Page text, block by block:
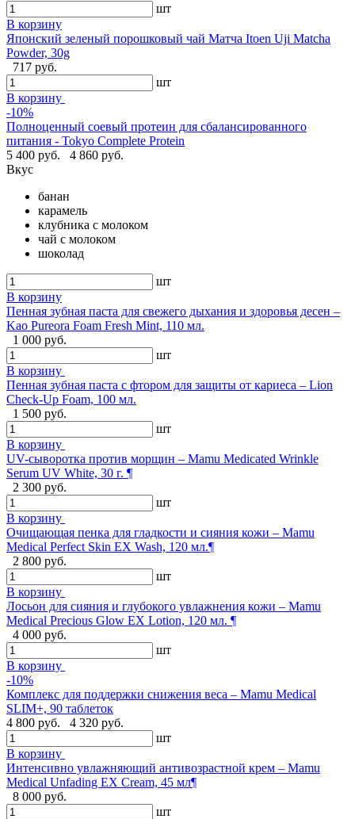
шт
В корзину
Японский зеленый порошковый чай Матча Itoen Uji Matcha
Powder, 30g
717 руб.
шт
В корзину
-10%
Полноценный соевый протеин для сбалансированного
питания - Tokyo Complete Protein
5 400 руб.
4 860 руб.
Вкус
банан
карамель
клубника с молоком
чай с молоком
шоколад
шт
В корзину
Пенная зубная паста для свежего дыхания и здоровья десен –
Kao Pureora Foam Fresh Mint, 110 мл.
1 000 руб.
шт
В корзину
Пенная зубная паста с фтором для защиты от кариеса – Lion
Check-Up Foam, 100 мл.
1 500 руб.
шт
В корзину
UV-сыворотка против морщин – Mamu Medicated Wrinkle
Serum UV White, 30 г. ¶
2 300 руб.
шт
В корзину
Очищающая пенка для гладкости и сияния кожи – Mamu
Medical Perfect Skin EX Wash, 120 мл.¶
2 800 руб.
шт
В корзину
Лосьон для сияния и глубокого увлажнения кожи – Mamu
Medical Precious Glow EX Lotion, 120 мл. ¶
4 000 руб.
шт
В корзину
-10%
Комплекс для поддержки снижения веса – Mamu Medical
SLIM+, 90 таблеток
4 800 руб.
4 320 руб.
шт
В корзину
Интенсивно увлажняющий антивозрастной крем – Mamu
Medical Unfading EX Cream, 45 мл¶
8 000 руб.
шт